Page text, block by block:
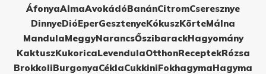
ÁfonyaAlmaAvokádóBanánCitromCseresznye
DinnyeDióEperGesztenyeKókuszKörteMálna
MandulaMeggyNarancsŐszibarackHagyomány
KaktuszKukoricaLevendulaOtthonReceptekRózsa
BrokkoliBurgonyaCéklaCukkiniFokhagymaHagyma